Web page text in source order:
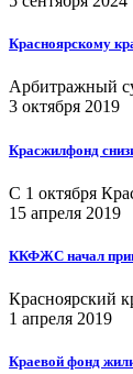
Красноярскому
Арбитражный
3 октября 2019
Красжилфонд
С 1 октября
15 апреля 2019
ККФЖС начал
Красноярский
1 апреля 2019
Краевой фонд